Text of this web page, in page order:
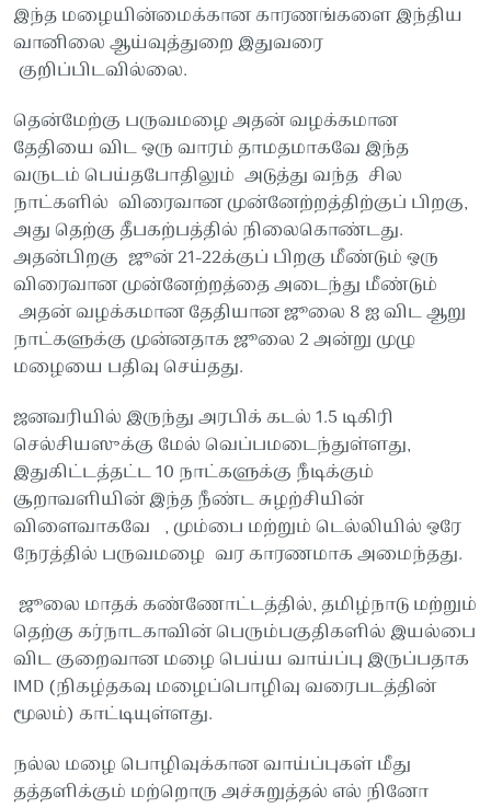
இந்த மழையின்மைக்கான காரணங்களை இந்திய
வானிலை ஆய்வுத்துறை இதுவரை
குறிப்பிடவில்லை.
தென்மேற்கு பருவமழை அதன் வழக்கமான
தேதியை விட ஒரு வாரம் தாமதமாகவே இந்த
வருடம் பெய்தபோதிலும் அடுத்து வந்த சில
நாட்களில் விரைவான முன்னேற்றத்திற்குப் பிறகு,
அது தெற்கு தீபகற்பத்தில் நிலைகொண்டது.
அதன்பிறகு ஜூன் 21-22க்குப் பிறகு மீண்டும் ஒரு
விரைவான முன்னேற்றத்தை அடைந்து மீண்டும்
அதன் வழக்கமான தேதியான ஜூலை 8 ஐ விட ஆறு
நாட்களுக்கு முன்னதாக ஜூலை 2 அன்று முழு
மழையை பதிவு செய்தது.
ஜனவரியில் இருந்து அரபிக் கடல் 1.5 டிகிரி
செல்சியஸுக்கு மேல் வெப்பமடைந்துள்ளது,
இதுகிட்டத்தட்ட 10 நாட்களுக்கு நீடிக்கும்
சூறாவளியின் இந்த நீண்ட சுழற்சியின்
விளைவாகவே , மும்பை மற்றும் டெல்லியில் ஒரே
நேரத்தில் பருவமழை வர காரணமாக அமைந்தது.
ஜூலை மாதக் கண்ணோட்டத்தில், தமிழ்நாடு மற்றும்
தெற்கு கர்நாடகாவின் பெரும்பகுதிகளில் இயல்பை
விட குறைவான மழை பெய்ய வாய்ப்பு இருப்பதாக
IMD (நிகழ்தகவு மழைப்பொழிவு வரைபடத்தின்
மூலம்) காட்டியுள்ளது.
நல்ல மழை பொழிவுக்கான வாய்ப்புகள் மீது
தத்தளிக்கும் மற்றொரு அச்சுறுத்தல் எல் நினோ